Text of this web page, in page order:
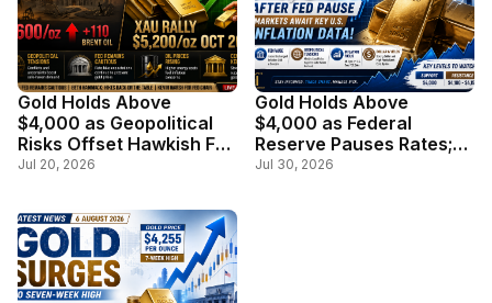
Gold Holds Above
$4,000 as Geopolitical
Risks Offset Hawkish Fed
Outlook
Jul 20, 2026
Gold Holds Above
$4,000 as Federal
Reserve Pauses Rates;
Markets Await Key U.S.
Jul 30, 2026